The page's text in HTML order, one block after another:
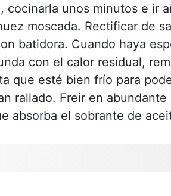
cocinarla unos minutos e ir
moscada. Rectificar de
batidora. Cuando haya
con el calor residual,
que esté bien frío para
rallado. Freir en
absorba el sobrante de